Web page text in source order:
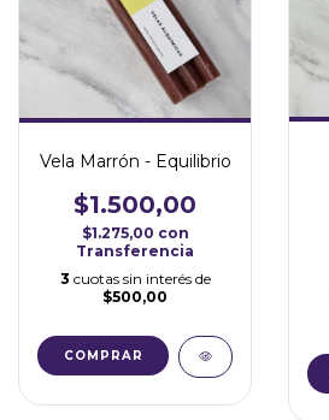
Vela Marrón - Equilibrio
$1.500,00
$1.275,00 con
Transferencia
3 cuotas sin interés de
$500,00
COMPRAR